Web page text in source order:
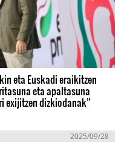
eta Euskadi eraikitzen
eta apaltasuna
exijitzen dizkiodanak”
2025/09/28